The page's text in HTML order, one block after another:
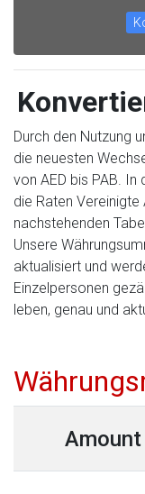
Durch den Nutzung
die neuesten
von AED bis PAB.
die Raten
nachstehenden
Unsere
aktualisiert und
Einzelpersonen
leben, genau und
Amount